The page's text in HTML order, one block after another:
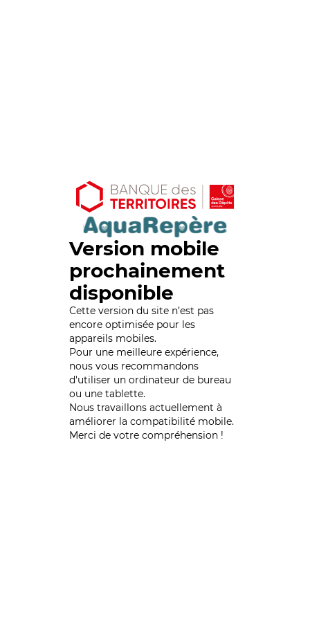
Version mobile
prochainement
disponible
Cette version du site n’est pas
encore optimisée pour les
appareils mobiles.
Pour une meilleure expérience,
nous vous recommandons
d'utiliser un ordinateur de bureau
ou une tablette.
Nous travaillons actuellement à
améliorer la compatibilité mobile.
Merci de votre compréhension !